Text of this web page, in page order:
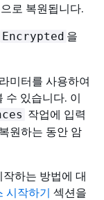
로 복원됩니다.
Encrypted 을
미터를 사용하여
수 있습니다. 이
작업에 입력
원하는 동안 암
하는 방법에 대
시작하기 섹션을